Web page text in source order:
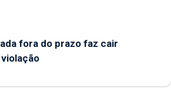
fora do prazo faz cair